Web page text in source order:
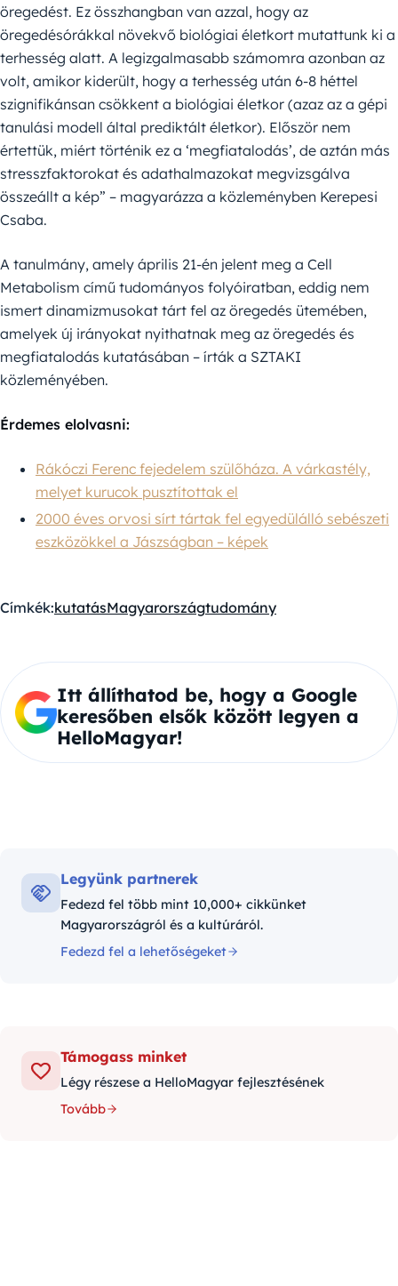
öregedést. Ez összhangban van azzal, hogy az
öregedésórákkal növekvő biológiai életkort mutattunk ki a
terhesség alatt. A legizgalmasabb számomra azonban az
volt, amikor kiderült, hogy a terhesség után 6-8 héttel
szignifikánsan csökkent a biológiai életkor (azaz az a gépi
tanulási modell által prediktált életkor). Először nem
értettük, miért történik ez a ‘megfiatalodás’, de aztán más
stresszfaktorokat és adathalmazokat megvizsgálva
összeállt a kép” – magyarázza a közleményben Kerepesi
Csaba.
A tanulmány, amely április 21-én jelent meg a Cell
Metabolism című tudományos folyóiratban, eddig nem
ismert dinamizmusokat tárt fel az öregedés ütemében,
amelyek új irányokat nyithatnak meg az öregedés és
megfiatalodás kutatásában – írták a SZTAKI
közleményében.
Érdemes elolvasni:
Rákóczi Ferenc fejedelem szülőháza. A várkastély,
melyet kurucok pusztítottak el
2000 éves orvosi sírt tártak fel egyedülálló sebészeti
eszközökkel a Jászságban – képek
Címkék:kutatásMagyarországtudomány
Itt állíthatod be, hogy a Google
keresőben elsők között legyen a
HelloMagyar!
Legyünk partnerek
Fedezd fel több mint 10,000+ cikkünket
Magyarországról és a kultúráról.
Fedezd fel a lehetőségeket
Támogass minket
Légy részese a HelloMagyar fejlesztésének
Tovább